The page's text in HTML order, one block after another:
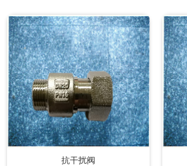
抗干扰阀